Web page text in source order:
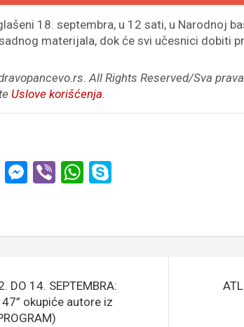
18. septembra, u 12 sati, u Narodnoj
materijala, dok će svi učesnici dobiti
All Rights Reserved/Sva
Uslove korišćenja.
M
a
e
M
n
er
Vi W
s
p
p
e
DO 14. SEPTEMBRA:
okupiće autore iz